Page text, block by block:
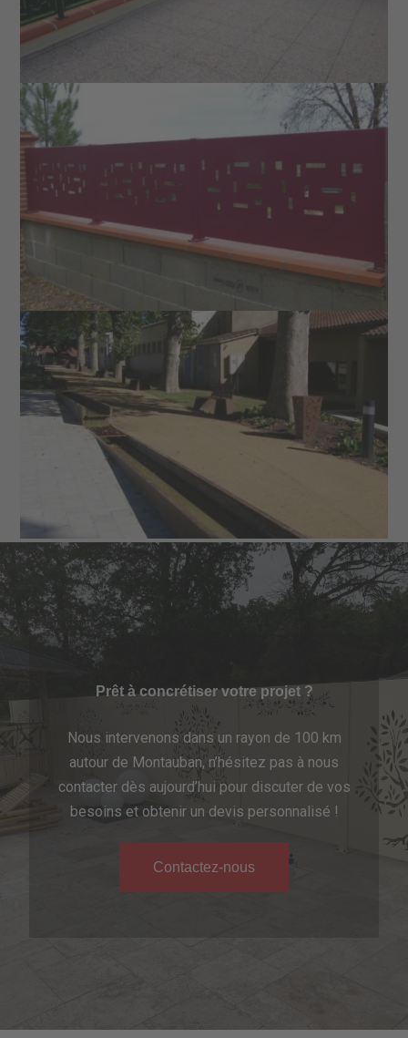
Prêt à concrétiser votre projet ?
Nous intervenons dans un rayon de 100 km
autour de Montauban, n’hésitez pas à nous
contacter dès aujourd’hui pour discuter de vos
besoins et obtenir un devis personnalisé !
Contactez-nous